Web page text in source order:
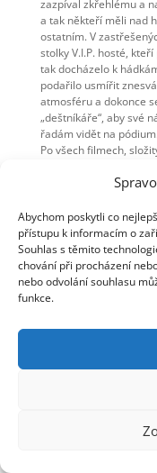
Abychom poskytli co
přístupu k informacím o
Souhlas s těmito
chování při procházení
nebo odvolání souhlasu
funkce.
zazpíval zkřehlému a
a tak někteří měli nad
ostatním. V
stolky V.I.P. hosté,
tak docházelo k
podařilo usmířit
atmosféru a dokonce
„deštníkáře“, aby své
řadám vidět na
Po všech filmech,
Znovu cítit magii
Jana Julínková
Zdroj:KOULE.CZ
© Jaromír
Linhart |